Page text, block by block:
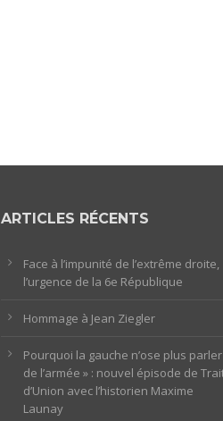
ARTICLES RÉCENTS
Face à l’impunité de l’extrême droite,
l’urgence de la 6e République
Hommage à Jean Ziegler
Pourquoi la gauche n’ose plus parler
de l’armée » : nouvel épisode de
d’Union avec l’historien Maxime
Launay